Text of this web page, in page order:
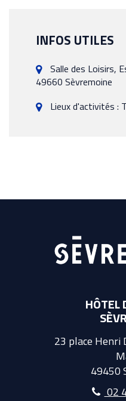
INFOS UTILES
Salle des Loisirs,
49660 Sèvremoine
Lieux d'activités :
HÔTEL
23 place Henri
49450
02